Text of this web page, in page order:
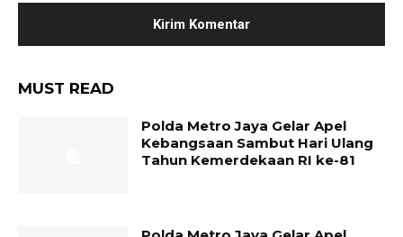
MUST READ
Polda Metro Jaya Gelar Apel
Kebangsaan Sambut Hari Ulang
Tahun Kemerdekaan RI ke-81